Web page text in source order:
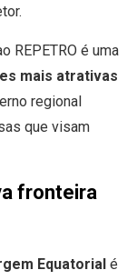
REPETRO é uma
mais atrativas
regional
que visam
fronteira
Equatorial é